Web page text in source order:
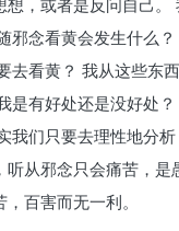
想，或者是反问自己。
邪念看黄会发生什么
去看黄？ 我从这些东
是有好处还是没好处
我们只要去理性地分
听从邪念只会痛苦，是
百害而无一利。